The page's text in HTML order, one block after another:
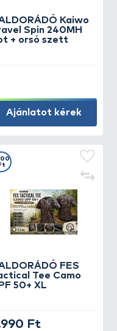
Kaiwo
Spin 240MH
+ orsó szett
Ajánlatot kérek
FES
Tee Camo
50+ XL
Ft